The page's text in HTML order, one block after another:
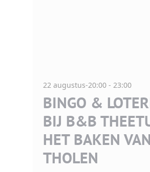
BINGO &
BIJ B&B
HET BAKEN VAN
THOLEN
22 augustus-20:00 - 23:00